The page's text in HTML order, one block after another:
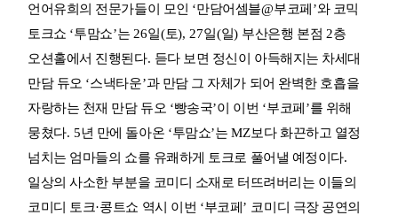
언어유희의 전문가들이 모인 ‘만담어셈블@부코페 ’와 코믹
토크쇼 ‘투맘쇼’는 26일(토), 27일(일) 부산은행 본점 2층
오션홀에서 진행된다. 듣다 보면 정신이 아득해지는 차세대
만담 듀오 ‘스낵타운’과 만담 그 자체가 되어 완벽한 호흡을
자랑하는 천재 만담 듀오 ‘빵송국’이 이번 ‘부코페 ’를 위해
뭉쳤다. 5년 만에 돌아온 ‘투맘쇼’는MZ보다 화끈하고 열정
넘치는 엄마들의 쇼를 유쾌하게 토크로 풀어낼 예정이다.
일상의 사소한 부분을 코미디 소재로 터뜨려버리는 이들의
코미디 토크·콩트쇼 역시 이번 ‘부코페 ’ 코미디 극장 공연의